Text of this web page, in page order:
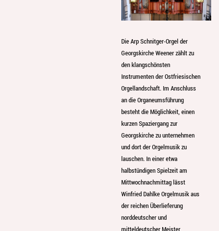
Die Arp Schnitger-Orgel der
Georgskirche Weener zählt zu
den klangschönsten
Instrumenten der Ostfriesischen
Orgellandschaft. Im Anschluss
an die Organeumsführung
besteht die Möglichkeit, einen
kurzen Spaziergang zur
Georgskirche zu unternehmen
und dort der Orgelmusik zu
lauschen. In einer etwa
halbstündigen Spielzeit am
Mittwochnachmittag lässt
Winfried Dahlke Orgelmusik aus
der reichen Überlieferung
norddeutscher und
mitteldeutscher Meister